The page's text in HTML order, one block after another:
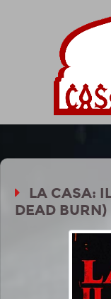
LA CASA:
DEAD BURN)